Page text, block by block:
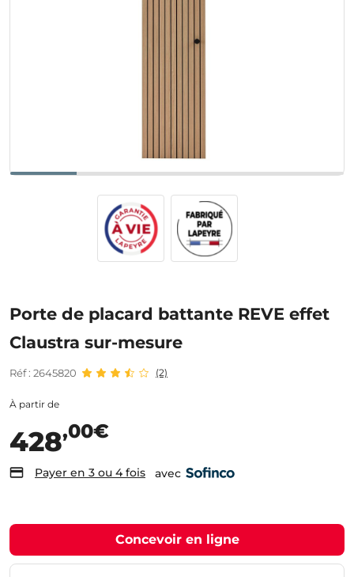
Porte de placard battante REVE effet
Claustra sur-mesure
Réf : 2645820 (2)
À partir de
428,00€
Payer en 3 ou 4 fois avec
Concevoir en ligne